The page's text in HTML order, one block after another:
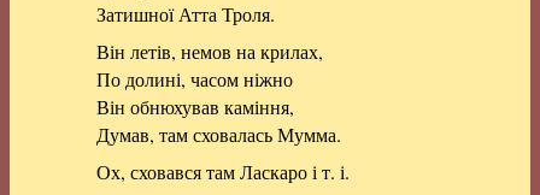
Затишної Атта Троля.
Він летів, немов на крилах,
По долині, часом ніжно
Він обнюхував каміння,
Думав, там сховалась Мумма.
Ох, сховався там Ласкаро і т. і.